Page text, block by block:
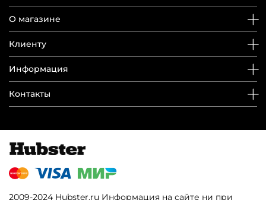
О магазине
Клиенту
Информация
Контакты
2009-2024 Hubster.ru Информация на сайте ни при